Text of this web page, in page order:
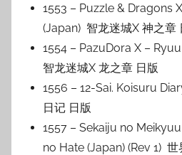
1553 – Puzzle & Dragons
(Japan) 智龙迷城X 神之章
1554 – PazuDora X –
智龙迷城X 龙之章 日版
1556 – 12-Sai. Koisuru
日记 日版
1557 – Sekaiju no
no Hate (Japan) (Rev 1)